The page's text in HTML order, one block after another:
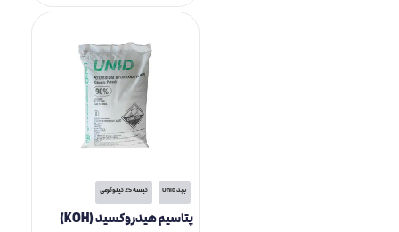
برند Unid کیسه 25 کیلوگرمی
پتاسیم هیدروکسید (KOH)